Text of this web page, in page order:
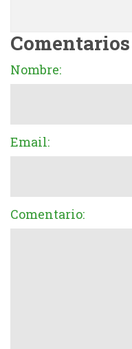
Comentarios
Nombre:
Email:
Comentario: